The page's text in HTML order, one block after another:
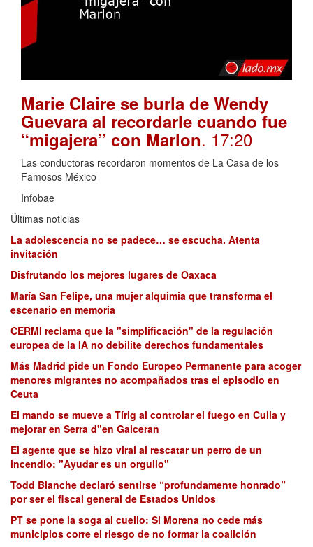
Marie Claire se burla de Wendy
Guevara al recordarle cuando fue
“migajera” con Marlon. 17:20
Las conductoras recordaron momentos de La Casa de los
Famosos México
Infobae
Últimas noticias
La adolescencia no se padece… se escucha. Atenta
invitación
Disfrutando los mejores lugares de Oaxaca
María San Felipe, una mujer alquimia que transforma el
escenario en memoria
CERMI reclama que la "simplificación" de la regulación
europea de la IA no debilite derechos fundamentales
Más Madrid pide un Fondo Europeo Permanente para acoger
menores migrantes no acompañados tras el episodio en
Ceuta
El mando se mueve a Tírig al controlar el fuego en Culla y
mejorar en Serra d"en Galceran
El agente que se hizo viral al rescatar un perro de un
incendio: "Ayudar es un orgullo"
Todd Blanche declaró sentirse “profundamente honrado”
por ser el fiscal general de Estados Unidos
PT se pone la soga al cuello: Si Morena no cede más
municipios corre el riesgo de no formar la coalición